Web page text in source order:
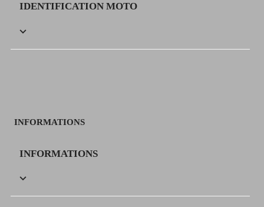
IDENTIFICATION MOTO

INFORMATIONS
INFORMATIONS
